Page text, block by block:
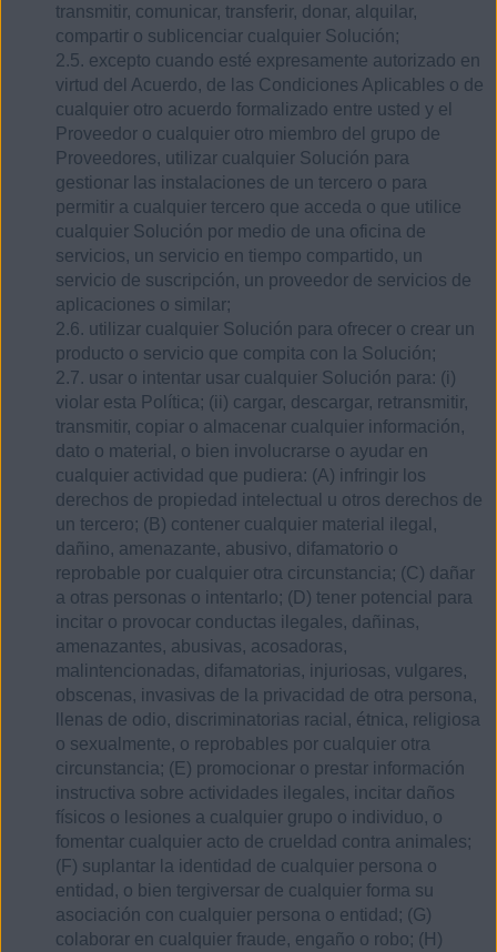
transmitir, comunicar, transferir, donar, alquilar,
compartir o sublicenciar cualquier Solución;
2.5. excepto cuando esté expresamente autorizado en
virtud del Acuerdo, de las Condiciones Aplicables o de
cualquier otro acuerdo formalizado entre usted y el
Proveedor o cualquier otro miembro del grupo de
Proveedores, utilizar cualquier Solución para
gestionar las instalaciones de un tercero o para
permitir a cualquier tercero que acceda o que utilice
cualquier Solución por medio de una oficina de
servicios, un servicio en tiempo compartido, un
servicio de suscripción, un proveedor de servicios de
aplicaciones o similar;
2.6. utilizar cualquier Solución para ofrecer o crear un
producto o servicio que compita con la Solución;
2.7. usar o intentar usar cualquier Solución para: (i)
violar esta Política; (ii) cargar, descargar, retransmitir,
transmitir, copiar o almacenar cualquier información,
dato o material, o bien involucrarse o ayudar en
cualquier actividad que pudiera: (A) infringir los
derechos de propiedad intelectual u otros derechos de
un tercero; (B) contener cualquier material ilegal,
dañino, amenazante, abusivo, difamatorio o
reprobable por cualquier otra circunstancia; (C) dañar
a otras personas o intentarlo; (D) tener potencial para
incitar o provocar conductas ilegales, dañinas,
amenazantes, abusivas, acosadoras,
malintencionadas, difamatorias, injuriosas, vulgares,
obscenas, invasivas de la privacidad de otra persona,
llenas de odio, discriminatorias racial, étnica, religiosa
o sexualmente, o reprobables por cualquier otra
circunstancia; (E) promocionar o prestar información
instructiva sobre actividades ilegales, incitar daños
físicos o lesiones a cualquier grupo o individuo, o
fomentar cualquier acto de crueldad contra animales;
(F) suplantar la identidad de cualquier persona o
entidad, o bien tergiversar de cualquier forma su
asociación con cualquier persona o entidad; (G)
colaborar en cualquier fraude, engaño o robo; (H)